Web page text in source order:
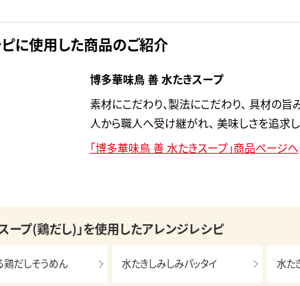
に使用した商品のご紹介
博多華味鳥 善 水たきスープ
素材にこだわり、製法にこだわり、 具材の
人から職人へ受け継がれ、 美味しさを追求
「博多華味鳥 善 水たきスープ」商品ページへ
ープ(鶏だし)」を使用したアレンジレシピ
鶏だしそうめん 水たきしみしみパッタイ 水た